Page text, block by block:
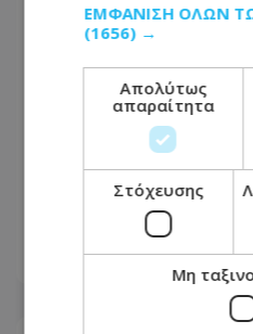
Αυτές οι περιοχές
νερό αύριο μέχρι
Προγραμμάτισε
06.08.2026 - 17:10
ΕΜΦΆΝΙΣΗ ΌΛΩΝ
(1656) →
Απολύτως
απαραίτητα
Στόχευσης
Μη